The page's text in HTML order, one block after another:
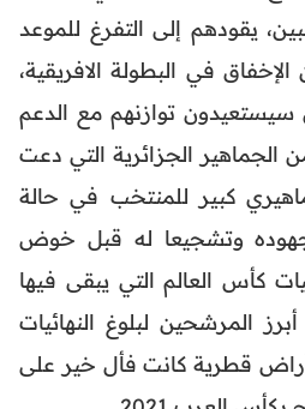
يقودهم إلى التفرغ للموعد
في البطولة الافريقية،
سيستعيدون توازنهم مع الدعم
الجماهير الجزائرية التي دعت
كبير للمنتخب في حالة
وتشجيعا له قبل خوض
كأس العالم التي يبقى فيها
المرشحين لبلوغ النهائيات
أراض قطرية كانت فأل خير على